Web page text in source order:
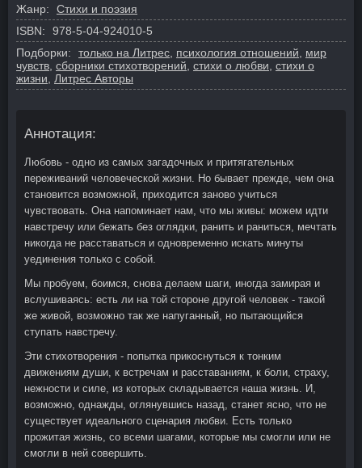
Жанр:
Стихи и поэзия
ISBN:
978-5-04-924010-5
Подборки:
только на Литрес психология отношений
мир
чувств сборники стихотворений стихи о любви стихи о
жизни
Литрес Авторы
Аннотация:
Любовь - одно из самых загадочных и притягательных
переживаний человеческой жизни. Но бывает прежде, чем она
становится возможной, приходится заново учиться
чувствовать. Она напоминает нам, что мы живы: можем идти
навстречу или бежать без оглядки, ранить и раниться, мечтать
никогда не расставаться и одновременно искать минуты
уединения только с собой.
Мы пробуем, боимся, снова делаем шаги, иногда замирая и
вслушиваясь: есть ли на той стороне другой человек - такой
же живой, возможно так же напуганный, но пытающийся
ступать навстречу.
Эти стихотворения - попытка прикоснуться к тонким
движениям души, к встречам и расставаниям, к боли, страху,
нежности и силе, из которых складывается наша жизнь. И,
возможно, однажды, оглянувшись назад, станет ясно, что не
существует идеального сценария любви. Есть только
прожитая жизнь, со всеми шагами, которые мы смогли или не
смогли в ней совершить.